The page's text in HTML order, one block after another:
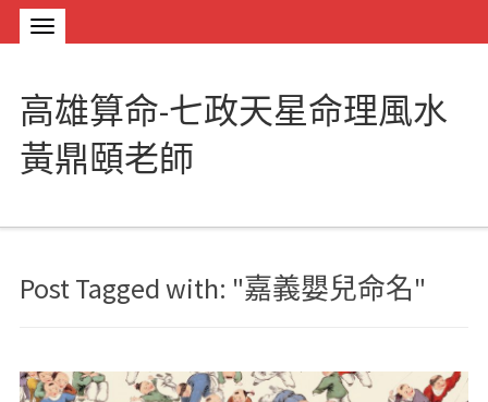
高雄算命-七政天星命理風水
黃鼎頤老師
Post Tagged with: "嘉義嬰兒命名"